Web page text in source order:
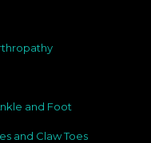
and Foot
and Claw Toes